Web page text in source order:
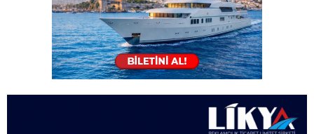
Hayat kurtaran teknoloji kullanımda